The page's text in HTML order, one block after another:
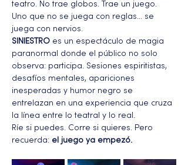
teatro. No trae globos. Trae un juego.
Uno que no se juega con reglas… se
juega con nervios.
SINIESTRO es un espectáculo de magia
paranormal donde el público no solo
observa: participa. Sesiones espiritistas,
desafíos mentales, apariciones
inesperadas y humor negro se
entrelazan en una experiencia que cruza
la línea entre lo teatral y lo real.
Ríe si puedes. Corre si quieres. Pero
recuerda: el juego ya empezó.